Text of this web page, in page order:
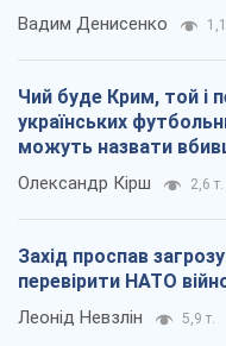
Вадим Денисенко
Чий буде Крим, той і
українських
можуть назвати
Олександр Кірш 2,6 т.
Захід проспав
перевірити НАТО
Леонід Невзлін 5,9 т.